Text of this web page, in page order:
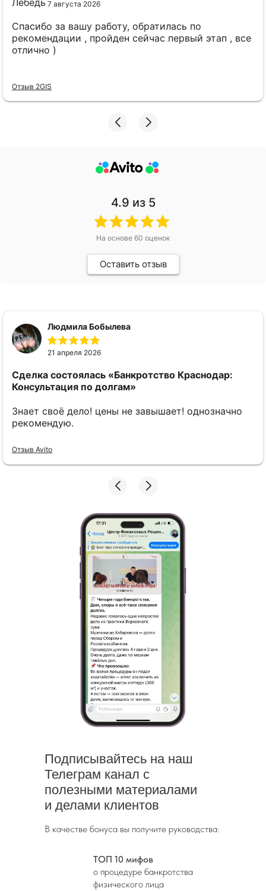
7 августа 2026
Спасибо за вашу работу, обратилась по
рекомендации , пройден сейчас первый этап , все
отлично )
Отзыв 2GIS
4.9 из 5
На основе 60 оценок
Оставить отзыв
Людмила Бобылева
21 апреля 2026
Сделка состоялась «Банкротство Краснодар:
Консультация по долгам»
Знает своё дело! цены не завышает! однозначно
рекомендую.
Отзыв Avito
Подписывайтесь на наш
Телеграм канал с
полезными материалами
и делами клиентов
В качестве бонуса вы получите руководства:
ТОП 10 мифов
о процедуре банкротства
физического лица